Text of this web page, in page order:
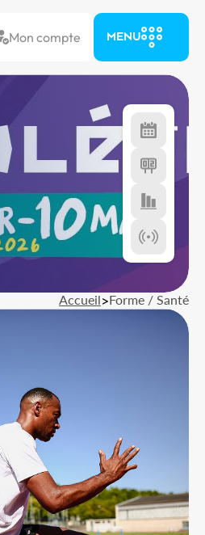
Mon compte MENU
Accueil>Forme / Santé